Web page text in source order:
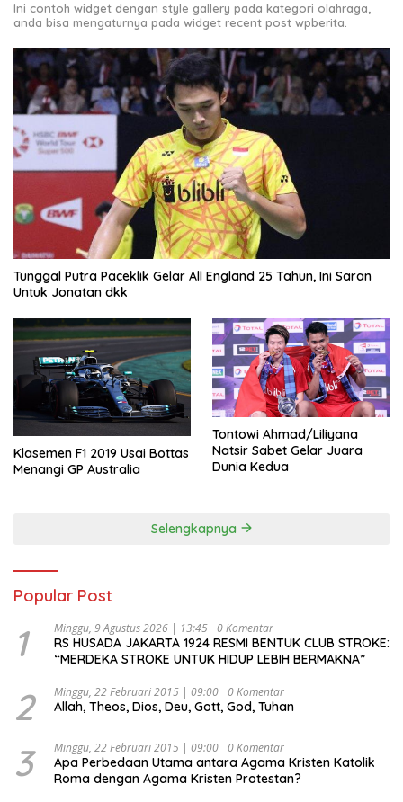
Ini contoh widget dengan style gallery pada kategori olahraga,
anda bisa mengaturnya pada widget recent post wpberita.
Tunggal Putra Paceklik Gelar All England 25 Tahun, Ini Saran
Untuk Jonatan dkk
Klasemen F1 2019 Usai Bottas
Menangi GP Australia
Tontowi Ahmad/Liliyana
Natsir Sabet Gelar Juara
Dunia Kedua
Selengkapnya
Popular Post
1 Minggu, 9 Agustus 2026 | 13:45 0 Komentar
RS HUSADA JAKARTA 1924 RESMI BENTUK CLUB STROKE:
“MERDEKA STROKE UNTUK HIDUP LEBIH BERMAKNA”
2 Minggu, 22 Februari 2015 | 09:00 0 Komentar
Allah, Theos, Dios, Deu, Gott, God, Tuhan
3 Minggu, 22 Februari 2015 | 09:00 0 Komentar
Apa Perbedaan Utama antara Agama Kristen Katolik
Roma dengan Agama Kristen Protestan?